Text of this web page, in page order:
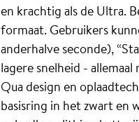
en krachtig als de Ultra.
formaat. Gebruikers
anderhalve seconde),
lagere snelheid -
Qua design en
basisring in het zwart en